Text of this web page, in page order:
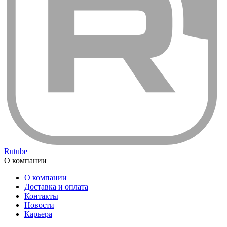
Rutube
О компании
О компании
Доставка и оплата
Контакты
Новости
Карьера